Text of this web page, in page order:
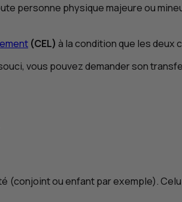
personne physique majeure ou
(CEL) à la condition que les deux
vous pouvez demander son
(conjoint ou enfant par exemple).